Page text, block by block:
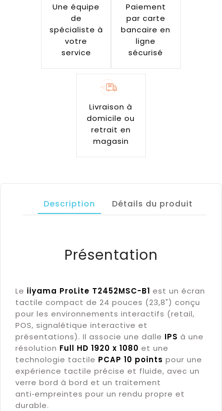
Une équipe
de
spécialiste à
votre
service
Paiement
par carte
bancaire en
ligne
sécurisé
Livraison à
domicile ou
retrait en
magasin
Description Détails du produit
Présentation
Le iiyama ProLite T2452MSC-B1 est un écran
tactile compact de 24 pouces (23,8") conçu
pour les environnements interactifs (retail,
POS, signalétique interactive et
présentations). Il associe une dalle IPS à une
résolution Full HD 1920 x 1080 et une
technologie tactile PCAP 10 points pour une
expérience tactile précise et fluide, avec un
verre bord à bord et un traitement
anti‑empreintes pour un rendu propre et
durable.